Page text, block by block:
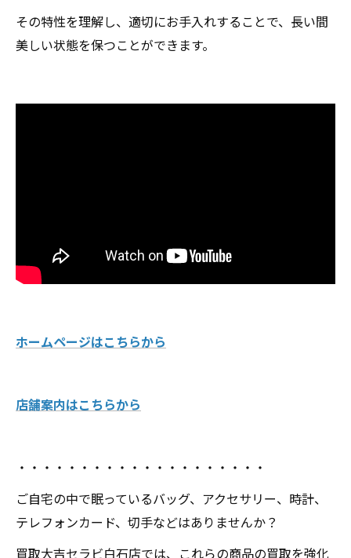
その特性を理解し、適切にお手入れすることで、長い間
美しい状態を保つことができます。
ホームページはこちらから
店舗案内はこちらから
・・・・・・・・・・・・・・・・・・・・
ご自宅の中で眠っているバッグ、アクセサリー、時計、
テレフォンカード、切手などはありませんか？
買取大吉セラビ白石店では、これらの商品の買取を強化